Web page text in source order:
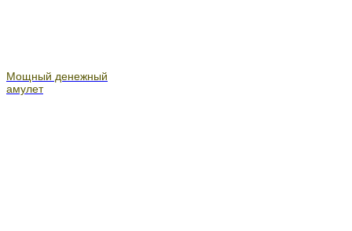
Мощный денежный
амулет